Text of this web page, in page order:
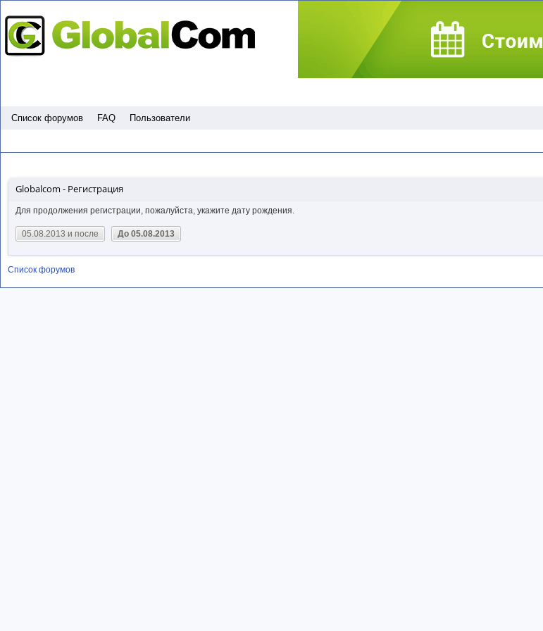
Список форумов FAQ Пользователи
Globalcom - Регистрация
Для продолжения регистрации, пожалуйста, укажите дату рождения.
05.08.2013 и после До 05.08.2013
Список форумов